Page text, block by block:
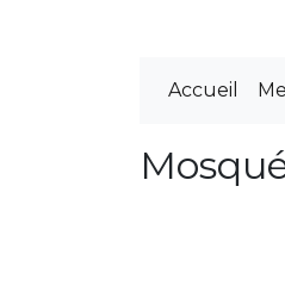
Accueil